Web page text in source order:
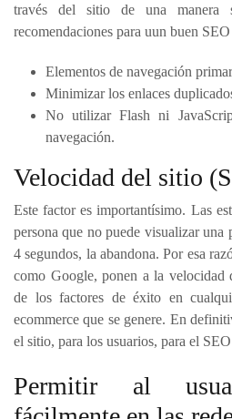
través del sitio de una manera
recomendaciones para uun buen
Elementos de navegación
Minimizar los enlaces
No utilizar Flash ni
navegación.
Velocidad del sitio
Este factor es importantísimo. Las
persona que no puede visualizar una
4 segundos, la abandona. Por esa
como Google, ponen a la velocidad
de los factores de éxito en
ecommerce que se genere. En
el sitio, para los usuarios, para el
Permitir al